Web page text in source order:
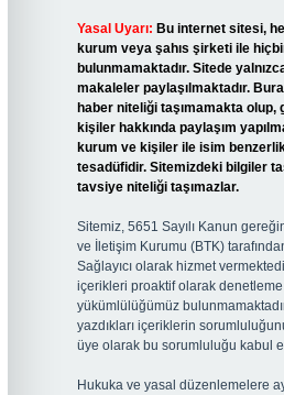
Yasal Uyarı: Bu internet sitesi,
kurum veya şahıs şirketi ile
bulunmamaktadır. Sitede
makaleler paylaşılmaktadır.
haber niteliği taşımamakta
kişiler hakkında paylaşım
kurum ve kişiler ile isim
tesadüfidir. Sitemizdeki bilgiler
tavsiye niteliği taşımazlar.
Sitemiz, 5651 Sayılı Kanun
ve İletişim Kurumu (BTK)
Sağlayıcı olarak hizmet
içerikleri proaktif olarak denetleme
yükümlülüğümüz
yazdıkları içeriklerin
üye olarak bu sorumluluğu kabul
Hukuka ve yasal düzenlemelere